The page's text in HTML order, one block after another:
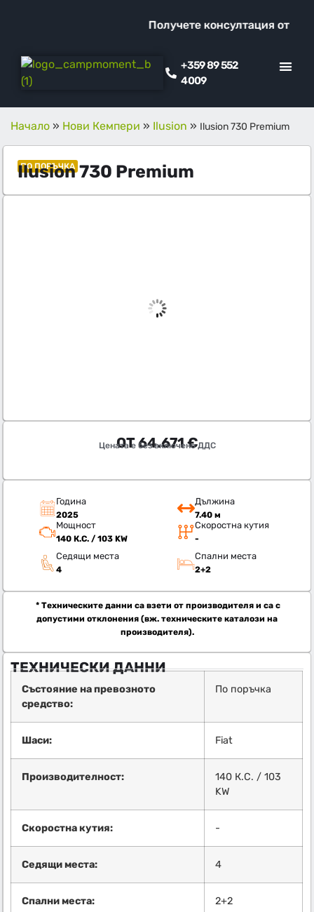
Получете консултация от наш
+359 89 552
4009
Начало » Нови Кемпери » Ilusion » Ilusion 730 Premium
ПО ПОРЪЧКА
Ilusion 730 Premium
ОТ64.671€
Цената е без включено ДДС
Година
2025
Дължина
7.40 м
Мощност
140 К.С. / 103 KW
Скоростна кутия
-
Седящи места
4
Спални места
2+2
* Техническите данни са взети от производителя и са с
допустими отклонения (вж. техническите каталози на
производителя).
ТЕХНИЧЕСКИ ДАННИ
Състояние на превозното
средство:
По поръчка
Шаси: Fiat
Производителност:
140 К.С. / 103
KW
Скоростна кутия: -
Седящи места: 4
Спални места: 2+2